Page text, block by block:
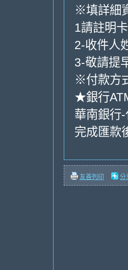
※填詳細
1請註明
2-收件人
3-敬請提
※付款方
★銀行
華南銀行
完成匯款
友善列印 分